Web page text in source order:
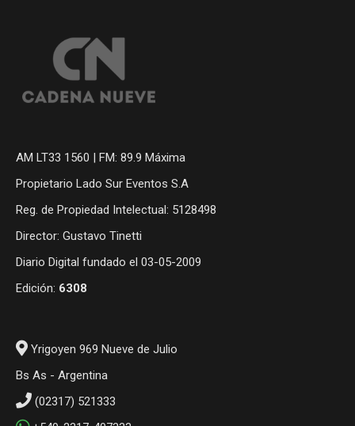
AM LT33 1560 | FM: 89.9 Máxima
Propietario Lado Sur Eventos S.A
Reg. de Propiedad Intelectual: 5128498
Director: Gustavo Tinetti
Diario Digital fundado el 03-05-2009
Edición: 6308
Yrigoyen 969 Nueve de Julio
Bs As - Argentina
(02317) 521333